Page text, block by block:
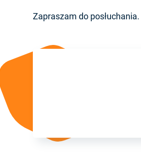
Zapraszam do posłuchania.